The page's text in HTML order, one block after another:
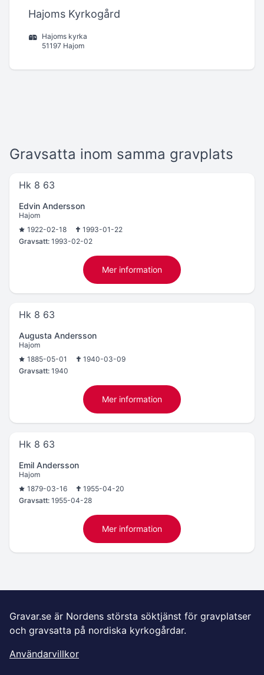
Hajoms Kyrkogård
Hajoms kyrka
51197 Hajom
Gravsatta inom samma gravplats
Hk 8 63
Edvin Andersson
Hajom
1922-02-18
1993-01-22
Gravsatt: 1993-02-02
Mer information
Hk 8 63
Augusta Andersson
Hajom
1885-05-01
1940-03-09
Gravsatt: 1940
Mer information
Hk 8 63
Emil Andersson
Hajom
1879-03-16
1955-04-20
Gravsatt: 1955-04-28
Mer information
Gravar.se är Nordens största söktjänst för gravplatser
och gravsatta på nordiska kyrkogårdar.
Användarvillkor